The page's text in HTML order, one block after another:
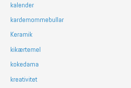
kalender
kardemommebullar
Keramik
kikærtemel
kokedama
kreativitet